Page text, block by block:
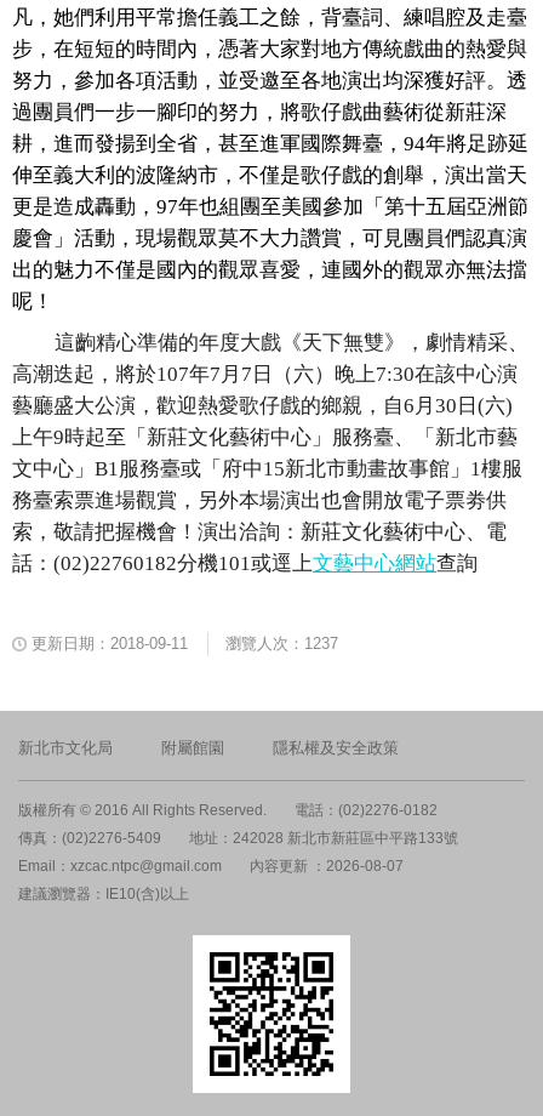
凡， 她們利用平常擔任義工之餘，背臺詞、練唱腔及走臺
步， 在短短的時間內，憑著大家對地方傳統戲曲的熱愛與
努力， 參加各項活動，並受邀至各地演出均深獲好評。 透
過團員們一步一腳印的努力，將歌仔戲曲藝術從新莊深
耕， 進而發揚到全省，甚至進軍國際舞臺， 94年將足跡延
伸至義大利的波隆納市，不僅是歌仔戲的創舉，演出當天
更是造成轟動， 97年也組團至美國參加「第十五屆亞洲節
慶會」活動， 現場觀眾莫不大力讚賞， 可見團員們認真演
出的魅力不僅是國內的觀眾喜愛， 連國外的觀眾亦無法擋
呢！
這齣精心準備的年度大戲《天下無雙》，劇情精采、
高潮迭起，將於107年7 月 7 日（六）晚上7:30在該中心演
藝廳盛大公演， 歡迎熱愛歌仔戲的鄉親，自6 月 30 日 (六)
上午9時起至「 新莊文化藝術中心」服務臺、「新北市藝
文中心」 B1服務臺或「 府中15新北市動畫故事館」 1樓服
務臺索票進場觀賞， 另外本場演出也會開放電子票劵供
索，敬請把握機會！演出洽詢： 新莊文化藝術中心、電
話： (02)22760182分機101或逕上文藝中心網站查詢
更新日期：2018-09-11 瀏覽人次：1237
新北市文化局 附屬館園 隱私權及安全政策
版權所有 © 2016 All Rights Reserved.
電話：(02)2276-0182
傳真：(02)2276-5409
地址：242028 新北市新莊區中平路133號
Email：xzcac.ntpc@gmail.com
內容更新 ：2026-08-07
建議瀏覽器：IE10(含)以上